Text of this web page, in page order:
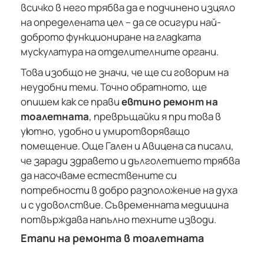
всичко в него трябва да е подчинено изцяло
на определената цел – да се осигури най-
доброто функциониране на гладката
мускулатура на отделителните органи.
Това изобщо не значи, че ще си говорим на
неудобни теми. Точно обратното, ще
опишем как се правиевтино ремонт на
тоалетната, превръщайки я при това в
уютно, удобно и умиротворяващо
помещение. Още Гален и Авицена са писали,
че заради здравето и дълголетието трябва
да насочваме естествените си
потребности в добро разположение на духа
и с удоволствие. Съвременната медицина
потвърждава напълно техните изводи.
Етапи на ремонта в тоалетната